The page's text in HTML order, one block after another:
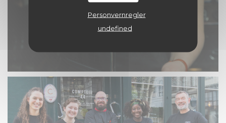
Personvernregler
undefined